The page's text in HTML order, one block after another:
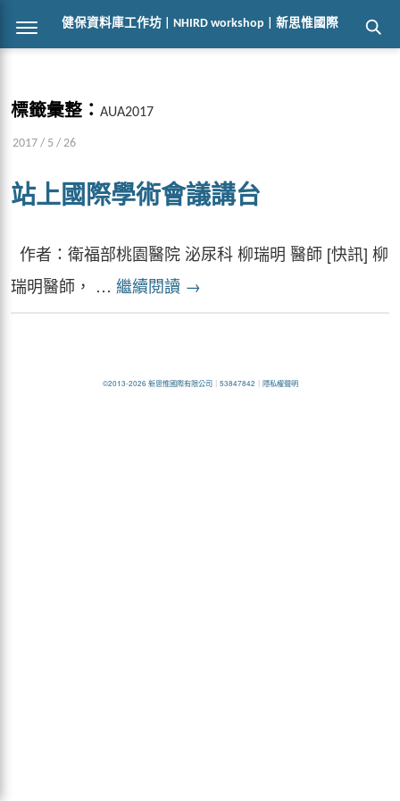
健保資料庫工作坊 | NHIRD workshop | 新思惟國際
標籤彙整： AUA2017
2017 / 5 / 26
站上國際學術會議講台
作者：衛福部桃園醫院 泌尿科 柳瑞明 醫師 [快訊] 柳
瑞明醫師， … 繼續閱讀 →
©2013-2026 新思惟國際有限公司｜ 53847842 ｜ 隱私權聲明